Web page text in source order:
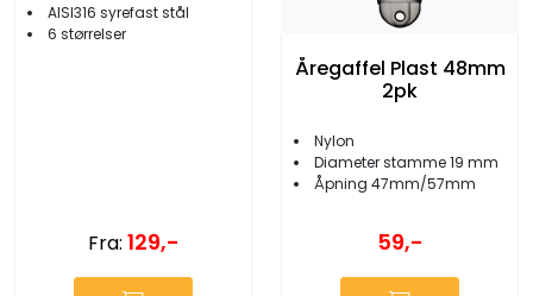
AISI316 syrefast stål
6 størrelser
Fra: 129,-
Åregaffel Plast 48mm
2pk
Nylon
Diameter stamme 19 mm
Åpning 47mm/57mm
59,-